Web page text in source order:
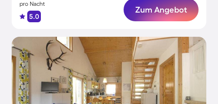
pro Nacht
5.0
Zum Angebot